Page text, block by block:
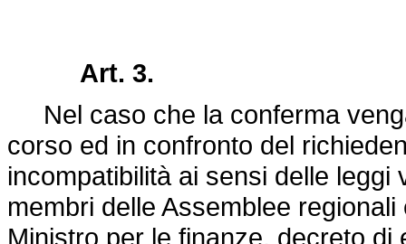
Art. 3.
Nel caso che la conferma
corso ed in confronto del
incompatibilità ai sensi delle
membri delle Assemblee
Ministro per le finanze, decreto